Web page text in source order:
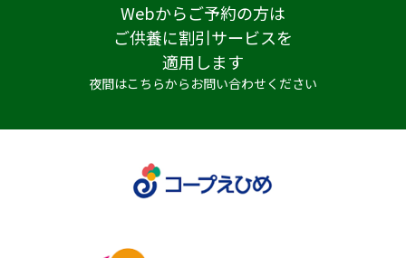
Webからご予約の方は
ご供養に割引サービスを
適用します
夜間はこちらからお問い合わせください